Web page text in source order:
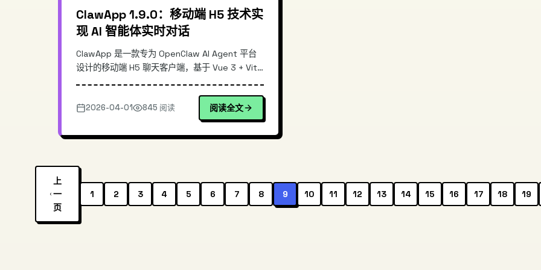
ClawApp 1.9.0：移动端 H5 技术实
现 AI 智能体实时对话
ClawApp 是一款专为 OpenClaw AI Agent 平台
设计的移动端 H5 聊天客户端，基于 Vue 3 + Vite
Workers 后台任务。版本 1.9.0 带来了更流畅的交
互体验和更低的内存占用。本文深入解析其技术架
构、核心通信机制以及在移动端适配方面的实践，
帮助开发者快速上手这款开源移动聊天解决方案。
2026-04-01 845 阅读 阅读全文
上
一
页
1 2 3 4 5 6 7 8 9 10 11 12 13 14 15 16 17 18 19